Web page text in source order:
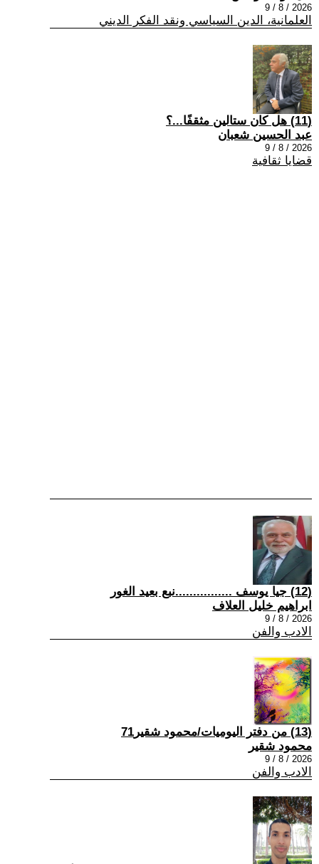
2026 / 8 / 9
العلمانية، الدين السياسي ونقد الفكر الديني
(11) هل كان ستالين مثقفًا...؟
عبد الحسين شعبان
2026 / 8 / 9
قضايا ثقافية
(12) جيا يوسف ................نبع بعيد الغور
ابراهيم خليل العلاف
2026 / 8 / 9
الادب والفن
(13) من دفتر اليوميات/محمود شقير71
محمود شقير
2026 / 8 / 9
الادب والفن